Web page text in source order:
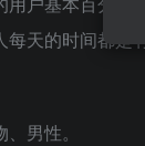
天的时间都
男性。